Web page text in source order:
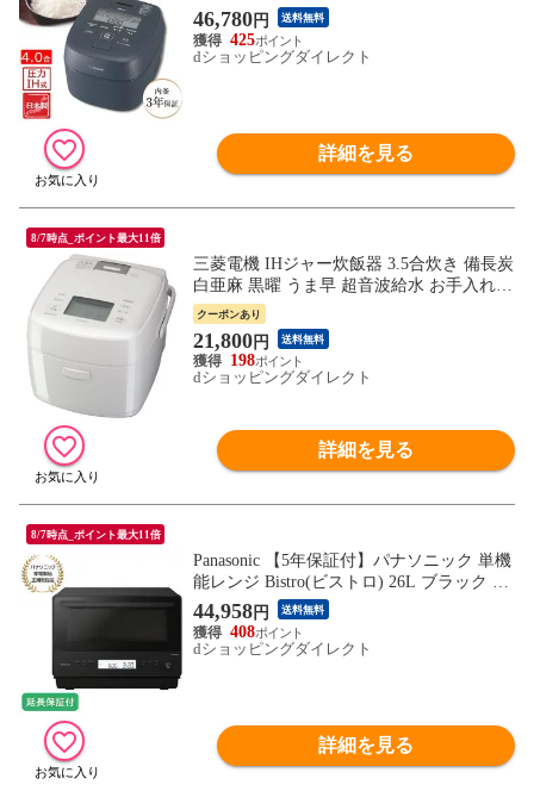
炊飯器 NW-MC07-BZ
46,780円 送料無料
425
dショッピングダイレクト
詳細を見る
8/7時点_ポイント最大11倍
三菱電機 IHジャー炊飯器 3.5合炊き 備長炭
白亜麻 黒曜 うま早 超音波給水 お手入れ簡
単 ごはん お米 玄米 NJ-SE06H-W
クーポンあり
21,800円 送料無料
198
dショッピングダイレクト
詳細を見る
8/7時点_ポイント最大11倍
Panasonic 【5年保証付】パナソニック 単機
能レンジ Bistro(ビストロ) 26L ブラック NE
-FB2D-K
44,958円 送料無料
408
dショッピングダイレクト
詳細を見る